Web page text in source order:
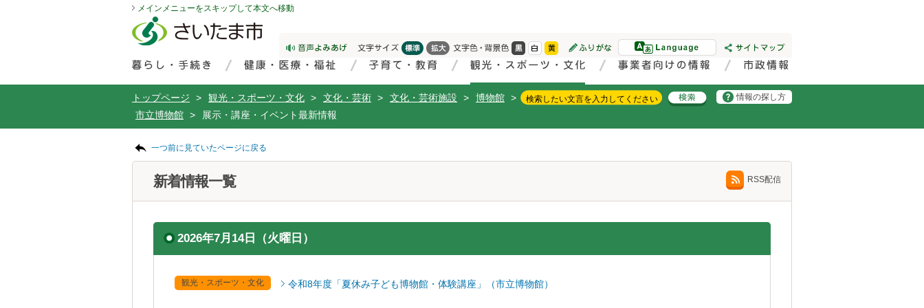
メインメニューをスキップして本文へ移動
トップページ > 観光・スポーツ・文化 > 文化・芸術 > 文化・芸術施設 > 博物館 >
市立博物館 > 展示・講座・イベント最新情報
情報の探し方
一つ前に見ていたページに戻る
新着情報一覧 RSS配信
2026年7月14日（火曜日）
観光・スポーツ・文化 令和8年度「夏休み子ども博物館・体験講座」（市立博物館）